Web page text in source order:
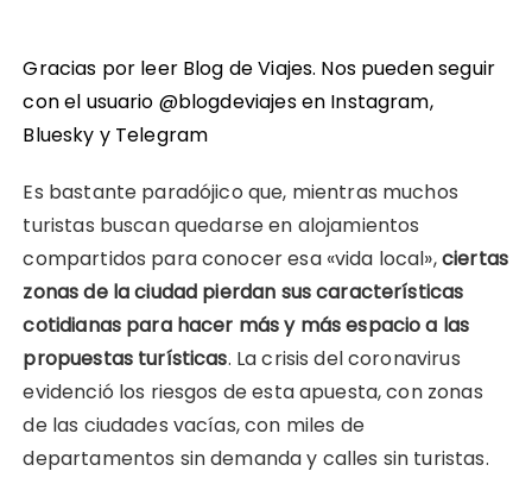
Gracias por leer Blog de Viajes. Nos pueden seguir
con el usuario @blogdeviajes en Instagram,
Bluesky y Telegram
Es bastante paradójico que, mientras muchos
turistas buscan quedarse en alojamientos
compartidos para conocer esa «vida local»,ciertas
zonas de la ciudad pierdan sus características
cotidianas para hacer más y más espacio a las
propuestas turísticas. La crisis del coronavirus
evidenció los riesgos de esta apuesta, con zonas
de las ciudades vacías, con miles de
departamentos sin demanda y calles sin turistas.